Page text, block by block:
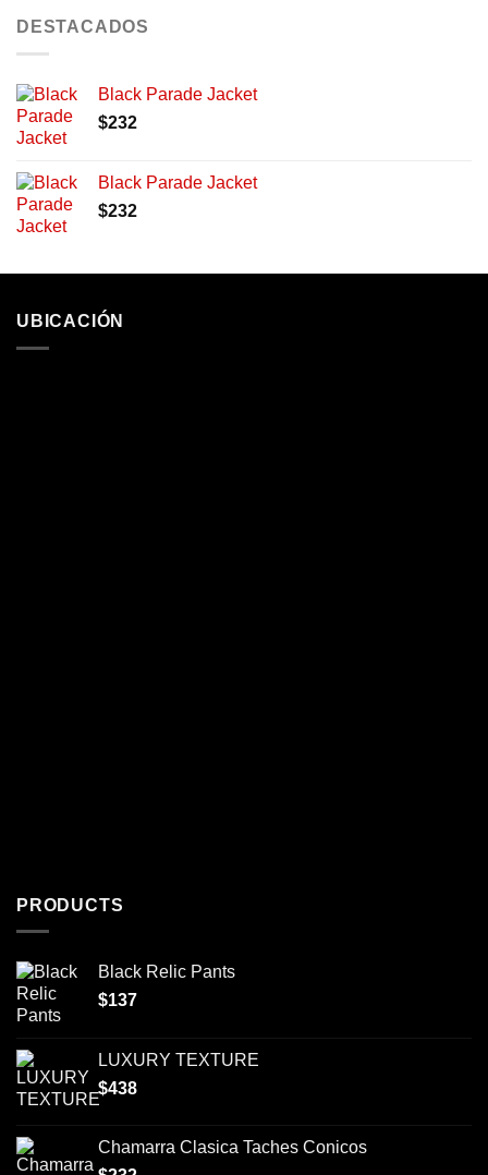
DESTACADOS
Black Parade Jacket
$232
Black Parade Jacket
$232
UBICACIÓN
PRODUCTS
Black Relic Pants
$137
LUXURY TEXTURE
$438
Chamarra Clasica Taches Conicos